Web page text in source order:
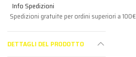
Info Spedizioni
Spedizioni gratuite per ordini superiori a 100€
DETTAGLI DEL PRODOTTO